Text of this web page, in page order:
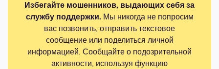
Избегайте мошенников, выдающих себя за
службу поддержки.Мы никогда не попросим
вас позвонить, отправить текстовое
сообщение или поделиться личной
информацией. Сообщайте о подозрительной
активности, используя функцию